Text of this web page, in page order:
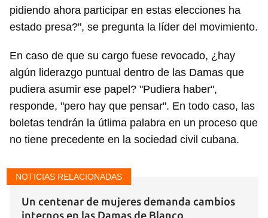
pidiendo ahora participar en estas elecciones ha
estado presa?", se pregunta la líder del movimiento.
En caso de que su cargo fuese revocado, ¿hay
algún liderazgo puntual dentro de las Damas que
pudiera asumir ese papel? "Pudiera haber",
responde, "pero hay que pensar". En todo caso, las
boletas tendrán la útlima palabra en un proceso que
no tiene precedente en la sociedad civil cubana.
NOTICIAS RELACIONADAS
Un centenar de mujeres demanda cambios
internos en las Damas de Blanco